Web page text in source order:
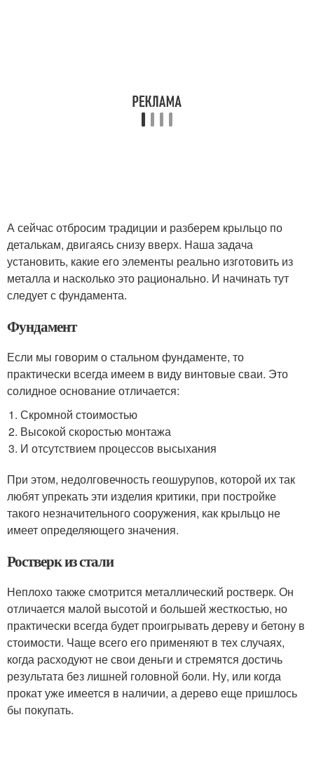
А сейчас отбросим традиции и разберем крыльцо по
деталькам, двигаясь снизу вверх. Наша задача
установить, какие его элементы реально изготовить из
металла и насколько это рационально. И начинать тут
следует с фундамента.
Фундамент
Если мы говорим о стальном фундаменте, то
практически всегда имеем в виду винтовые сваи. Это
солидное основание отличается:
Скромной стоимостью
Высокой скоростью монтажа
И отсутствием процессов высыхания
При этом, недолговечность геошурупов, которой их так
любят упрекать эти изделия критики, при постройке
такого незначительного сооружения, как крыльцо не
имеет определяющего значения.
Ростверк из стали
Неплохо также смотрится металлический ростверк. Он
отличается малой высотой и большей жесткостью, но
практически всегда будет проигрывать дереву и бетону в
стоимости. Чаще всего его применяют в тех случаях,
когда расходуют не свои деньги и стремятся достичь
результата без лишней головной боли. Ну, или когда
прокат уже имеется в наличии, а дерево еще пришлось
бы покупать.